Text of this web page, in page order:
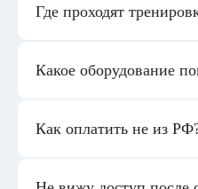
Где проходят
Какое оборудование
Как оплатить не из